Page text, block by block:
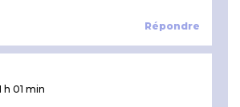
Répondre
h 01 min